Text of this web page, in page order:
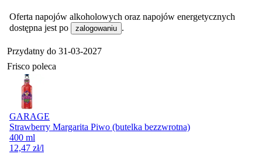
Oferta napojów alkoholowych oraz napojów energetycznych
dostępna jest po
zalogowaniu .
Przydatny do 31-03-2027
Frisco poleca
GARAGE
Strawberry Margarita Piwo (butelka bezzwrotna)
400 ml
12,47 zł/l